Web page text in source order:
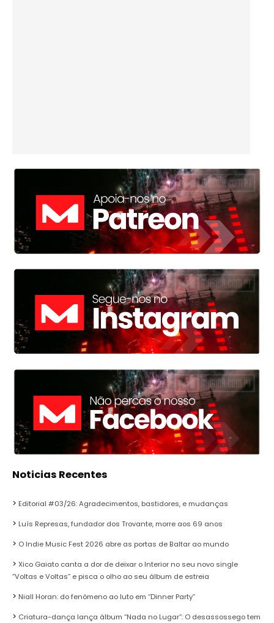
Noticias Recentes
Editorial #03/26: Agradecimentos, bastidores, e mudanças
Luís Represas, fundador dos Trovante, morre aos 69 anos
O Indie Music Fest 2026 abre as portas de Baltar ao mundo
Xico Gaiato canta a dor de deixar o Interior no seu novo single
“Voltas e Voltas” e pisca o olho ao seu álbum de estreia
Niall Horan: do fenómeno ao luto em “Dinner Party”
Criatura-dança lança álbum “Nada no Lugar”: O desassossego tem